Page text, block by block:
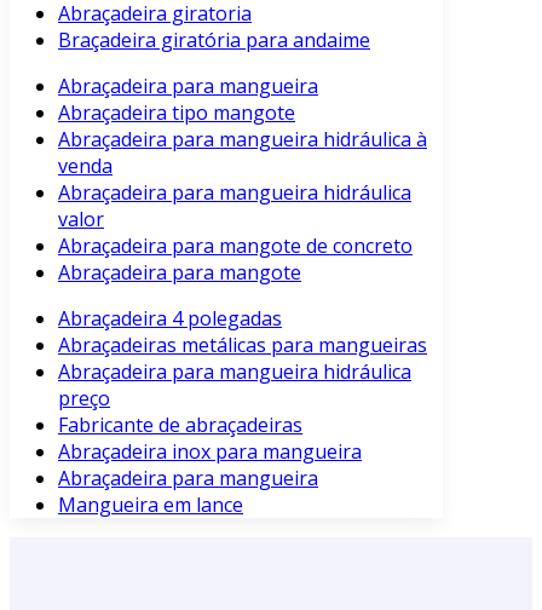
Abraçadeira giratoria
Braçadeira giratória para andaime
Abraçadeira para mangueira
Abraçadeira tipo mangote
Abraçadeira para mangueira hidráulica à
venda
Abraçadeira para mangueira hidráulica
valor
Abraçadeira para mangote de concreto
Abraçadeira para mangote
Abraçadeira 4 polegadas
Abraçadeiras metálicas para mangueiras
Abraçadeira para mangueira hidráulica
preço
Fabricante de abraçadeiras
Abraçadeira inox para mangueira
Abraçadeira para mangueira
Mangueira em lance